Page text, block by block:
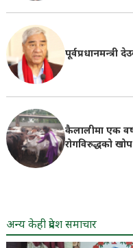
पूर्वप्रधानमन्त्री
कैलालीमा एक
रोगविरुद्धको
अन्य केही प्रदेश समाचार